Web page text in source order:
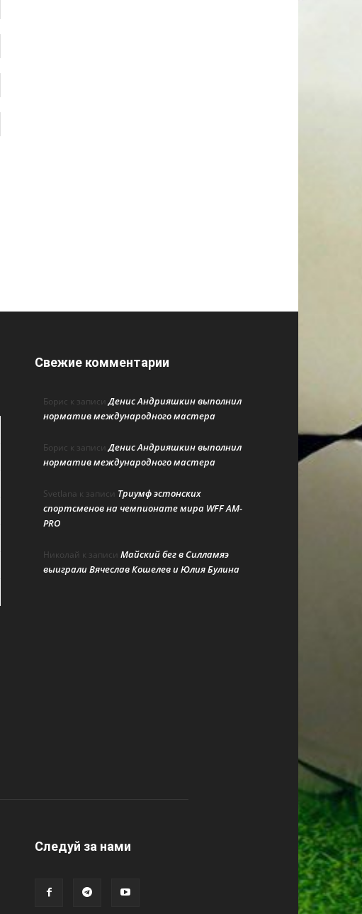
Свежие комментарии
Борис к записиДенис Андрияшкин выполнил
норматив международного мастера
Борис к записиДенис Андрияшкин выполнил
норматив международного мастера
Svetlana к записи Триумф эстонских
спортсменов на чемпионате мира WFF AM-
PRO
Николай к записи Майский бег в Силламяэ
выиграли Вячеслав Кошелев и Юлия Булина
Cледуй за нами